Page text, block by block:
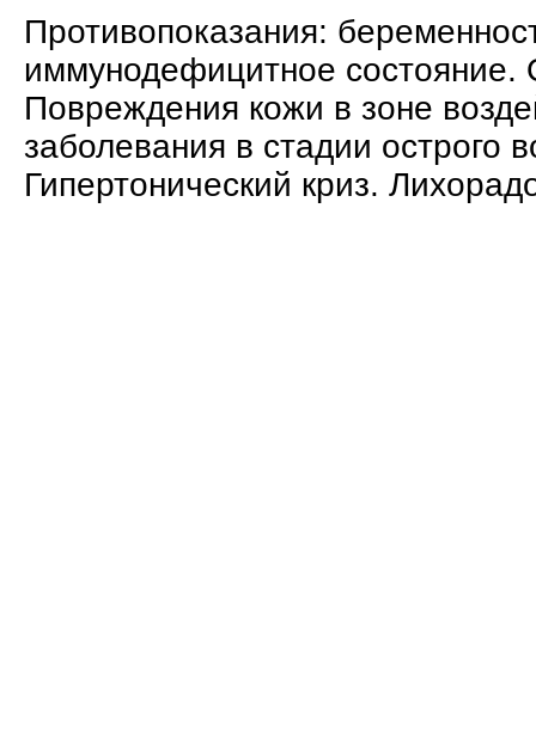
Противопоказания:
иммунодефицитное состояние.
Повреждения кожи в зоне
заболевания в стадии острого
Гипертонический криз.